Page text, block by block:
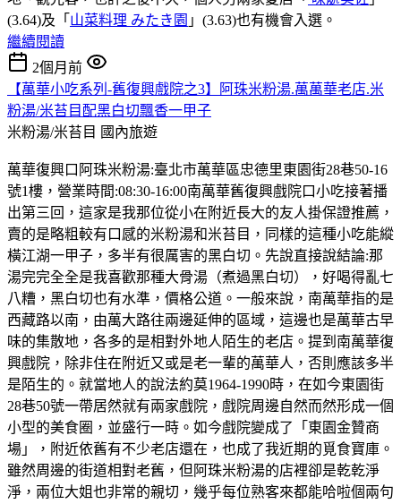
(3.64)及「 山菜料理 みたき園 」(3.63)也有機會入選。
繼續閱讀
2個月前
【萬華小吃系列-舊復興戲院之3】阿珠米粉湯.萬萬華老店.米
粉湯/米苔目配黑白切飄香一甲子
米粉湯/米苔目 國內旅遊
萬華復興口阿珠米粉湯:臺北市萬華區忠德里東園街28巷50-16
號1樓，營業時間:08:30-16:00南萬華舊復興戲院口小吃接著播
出第三回，這家是我那位從小在附近長大的友人掛保證推薦，
賣的是略粗較有口感的米粉湯和米苔目，同樣的這種小吃能縱
橫江湖一甲子，多半有很厲害的黑白切。先說直接說結論:那
湯完完全全是我喜歡那種大骨湯（煮過黑白切），好喝得亂七
八糟，黑白切也有水準，價格公道。一般來說，南萬華指的是
西藏路以南，由萬大路往兩邊延伸的區域，這邊也是萬華古早
味的集散地，各多的是相對外地人陌生的老店。提到南萬華復
興戲院，除非住在附近又或是老一輩的萬華人，否則應該多半
是陌生的。就當地人的說法約莫1964-1990時，在如今東園街
28巷50號一帶居然就有兩家戲院，戲院周邊自然而然形成一個
小型的美食圈，並盛行一時。如今戲院變成了「東園金贊商
場」，附近依舊有不少老店還在，也成了我近期的覓食寶庫。
雖然周邊的街道相對老舊，但阿珠米粉湯的店裡卻是乾乾淨
淨，兩位大姐也非常的親切，幾乎每位熟客來都能哈啦個兩句